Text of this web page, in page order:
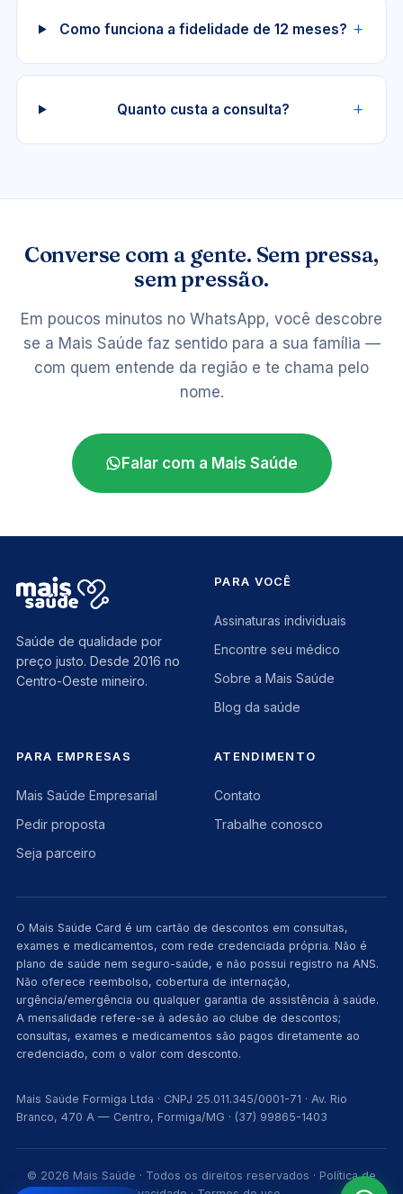
Como funciona a fidelidade de 12 meses?
Quanto custa a consulta?
Converse com a gente. Sem pressa,
sem pressão.
Em poucos minutos no WhatsApp, você descobre
se a Mais Saúde faz sentido para a sua família —
com quem entende da região e te chama pelo
nome.
Falar com a Mais Saúde
Saúde de qualidade por
preço justo. Desde 2016 no
Centro-Oeste mineiro.
PARA VOCÊ
Assinaturas individuais
Encontre seu médico
Sobre a Mais Saúde
Blog da saúde
PARA EMPRESAS
Mais Saúde Empresarial
Pedir proposta
Seja parceiro
ATENDIMENTO
Contato
Trabalhe conosco
O Mais Saúde Card é um cartão de descontos em consultas,
exames e medicamentos, com rede credenciada própria. Não é
plano de saúde nem seguro-saúde, e não possui registro na ANS.
Não oferece reembolso, cobertura de internação,
urgência/emergência ou qualquer garantia de assistência à saúde.
A mensalidade refere-se à adesão ao clube de descontos;
consultas, exames e medicamentos são pagos diretamente ao
credenciado, com o valor com desconto.
Mais Saúde Formiga Ltda · CNPJ 25.011.345/0001-71 · Av. Rio
Branco, 470 A — Centro, Formiga/MG · (37) 99865-1403
© 2026 Mais Saúde · Todos os direitos reservados · Política de